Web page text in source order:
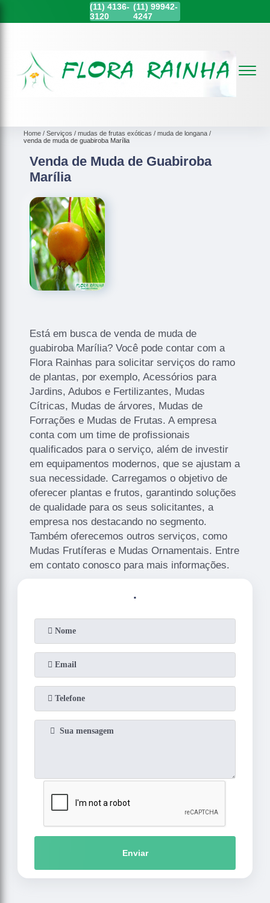
(11) 4136-
3120
(11)99942-
4247
Home Serviços mudas de frutas exóticas
muda de longana
venda de muda de guabiroba Marília
Venda de Muda de Guabiroba
Marília
Está em busca de venda de muda de
guabiroba Marília? Você pode contar com a
Flora Rainhas para solicitar serviços do ramo
de plantas, por exemplo, Acessórios para
Jardins, Adubos e Fertilizantes, Mudas
Cítricas, Mudas de árvores, Mudas de
Forrações e Mudas de Frutas. A empresa
conta com um time de profissionais
qualificados para o serviço, além de investir
em equipamentos modernos, que se ajustam a
sua necessidade. Carregamos o objetivo de
oferecer plantas e frutos, garantindo soluções
de qualidade para os seus solicitantes, a
empresa nos destacando no segmento.
Também oferecemos outros serviços, como
Mudas Frutíferas e Mudas Ornamentais. Entre
em contato conosco para mais informações.
.
Enviar